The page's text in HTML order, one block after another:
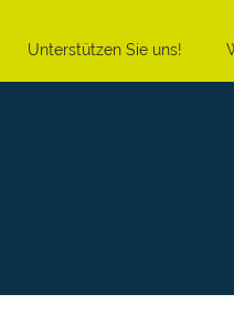
Unterstützen Sie uns!